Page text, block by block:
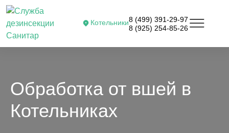
Котельники8 (499) 391-29-97
8 (925) 254-85-26
Обработка от вшей в
Котельниках